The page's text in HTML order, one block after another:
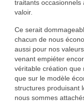
traitants occasionnels
valoir.
Ce serait
chacun de nous
aussi pour nos
venant empiéter
véritable création que
que sur le modèle
structures produisant
nous sommes